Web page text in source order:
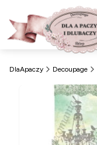
DlaApaczy Decoupage